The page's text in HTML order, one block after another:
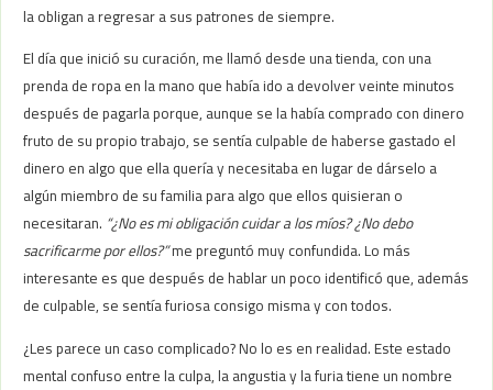
la obligan a regresar a sus patrones de siempre.
El día que inició su curación, me llamó desde una tienda, con una
prenda de ropa en la mano que había ido a devolver veinte minutos
después de pagarla porque, aunque se la había comprado con dinero
fruto de su propio trabajo, se sentía culpable de haberse gastado el
dinero en algo que ella quería y necesitaba en lugar de dárselo a
algún miembro de su familia para algo que ellos quisieran o
necesitaran. “¿No es mi obligación cuidar a los míos? ¿No debo
sacrificarme por ellos?”me preguntó muy confundida. Lo más
interesante es que después de hablar un poco identificó que, además
de culpable, se sentía furiosa consigo misma y con todos.
¿Les parece un caso complicado? No lo es en realidad. Este estado
mental confuso entre la culpa, la angustia y la furia tiene un nombre